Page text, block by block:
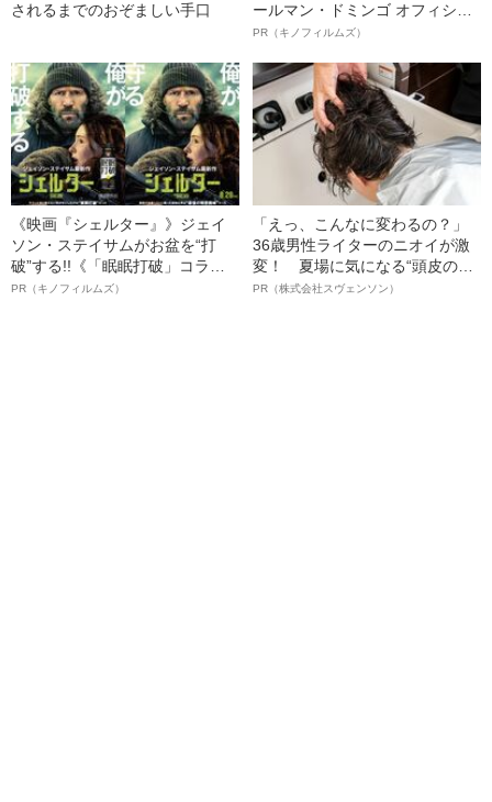
されるまでのおぞましい手口
ールマン・ドミンゴ オフィシャ
ルインタビュー“観客を魅了した
語る”《日本興収70億円突破》
PR（キノフィルムズ）
《映画『シェルター』》ジェイ
ソン・ステイサムがお盆を“打
破”する!!《「眠眠打破」コラ
ボ》
PR（キノフィルムズ）
「えっ、こんなに変わるの？」
36歳男性ライターのニオイが激
変！ 夏場に気になる“頭皮のニ
オイ”や“ベタつき”を解消す
PR（株式会社スヴェンソン）